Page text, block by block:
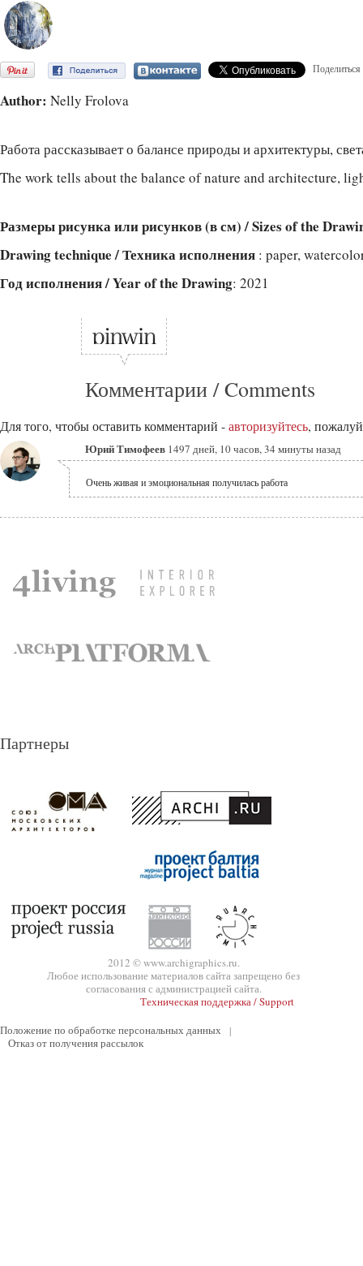
Поделиться
Author: Nelly Frolova
Работа рассказывает о балансе природы и архитектуры,
The work tells about the balance of nature and architecture,
Размеры рисунка или рисунков (в см) / Sizes of the
Drawing technique / Техника исполнения : paper,
Год исполнения / Year of the Drawing: 2021
Комментарии / Comments
Для того, чтобы оставить комментарий - авторизуйтесь,
Юрий Тимофеев 1497 дней, 10 часов, 34 минуты назад
Очень живая и эмоциональная получилась работа
Партнеры
2012 © www.archigraphics.ru.
Любое использование материалов сайта запрещено без
согласования с администрацией сайта.
Техническая поддержка / Support
Положение по обработке персональных данных
|
Отказ от получения рассылок